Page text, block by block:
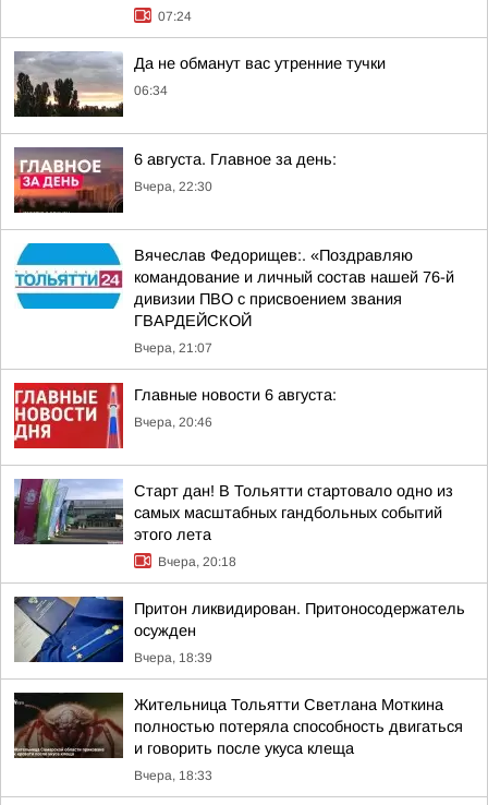
07:24
Да не обманут вас утренние тучки
06:34
6 августа. Главное за день:
Вчера, 22:30
Вячеслав Федорищев:. «Поздравляю
командование и личный состав нашей 76-й
дивизии ПВО с присвоением звания
ГВАРДЕЙСКОЙ
Вчера, 21:07
Главные новости 6 августа:
Вчера, 20:46
Старт дан! В Тольятти стартовало одно из
самых масштабных гандбольных событий
этого лета
Вчера, 20:18
Притон ликвидирован. Притоносодержатель
осужден
Вчера, 18:39
Жительница Тольятти Светлана Моткина
полностью потеряла способность двигаться
и говорить после укуса клеща
Вчера, 18:33